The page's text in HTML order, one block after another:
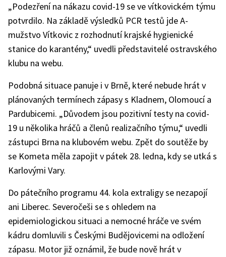
„Podezření na nákazu covid-19 se ve vítkovickém týmu
potvrdilo. Na základě výsledků PCR testů jde A-
mužstvo Vítkovic z rozhodnutí krajské hygienické
stanice do karantény,“ uvedli představitelé ostravského
klubu na webu.
Podobná situace panuje i v Brně, které nebude hrát v
plánovaných termínech zápasy s Kladnem, Olomoucí a
Pardubicemi. „Důvodem jsou pozitivní testy na covid-
19 u několika hráčů a členů realizačního týmu,“ uvedli
zástupci Brna na klubovém webu. Zpět do soutěže by
se Kometa měla zapojit v pátek 28. ledna, kdy se utká s
Karlovými Vary.
Do pátečního programu 44. kola extraligy se nezapojí
ani Liberec. Severočeši se s ohledem na
epidemiologickou situaci a nemocné hráče ve svém
kádru domluvili s Českými Budějovicemi na odložení
zápasu. Motor již oznámil, že bude nově hrát v